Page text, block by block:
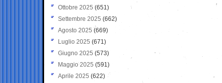
Ottobre 2025 (651)
Settembre 2025 (662)
Agosto 2025 (669)
Luglio 2025 (671)
Giugno 2025 (573)
Maggio 2025 (591)
Aprile 2025 (622)